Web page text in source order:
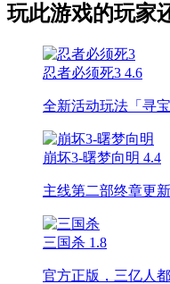
玩此游戏的玩家
忍者必须死3 4.6
全新活动玩法「寻宝
崩坏3-曙梦向明 4.4
主线第二部终章更新
三国杀 1.8
官方正版，三亿人